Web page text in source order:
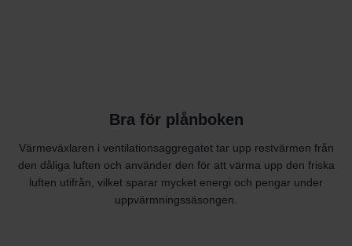
Bra för plånboken
Värmeväxlaren i ventilationsaggregatet tar upp restvärmen från
den dåliga luften och använder den för att värma upp den friska
luften utifrån, vilket sparar mycket energi och pengar under
uppvärmningssäsongen.